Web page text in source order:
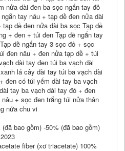
nửa dài đen ba sọc ngắn tay đỏ
tay nâu + tạp dề đen nửa dài
dề đen nửa dài ba sọc Tạp dề
+ đen + túi đen Tạp dề ngắn tay
dề ngắn tay 3 sọc đỏ + sọc
đen nâu + đen nửa tạp dề + túi
dài tay đen túi ba vạch dài
lá cây dài tay túi ba vạch dài
đen có túi yếm dài tay ba vạch
tay ba vạch dài tay đỏ + đen
+ sọc đen trắng túi nửa thân
nửa chu vi
bao gồm) -50% (đã bao gồm)
fiber (xơ triacetate) 100%